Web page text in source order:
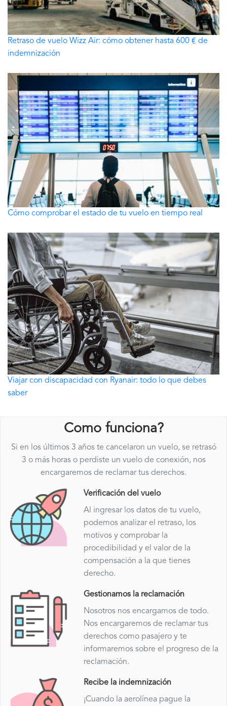
Retraso de vuelo Wizz Air: cómo obtener hasta 600 € de
indemnización
Cómo comprobar el estado de tu vuelo en tiempo real
Viajar con discapacidad con Ryanair: todo lo que debes
saber
Como funciona?
Si en los últimos 3 años te cancelaron un vuelo, se retrasó
3 o más horas o perdiste un vuelo de conexión, nos
encargaremos de reclamar tus derechos.
Verificación del vuelo
Al ingresar los datos de tu vuelo,
podemos analizar el retraso, los
motivos y comprobar la
procedibilidad y el valor de la
compensación a la que tienes
derecho.
Gestionamos la reclamación
Nosotros nos encargamos de todo.
Nos encargaremos de reclamar tus
derechos como pasajero y te
informaremos sobre el progreso de la
reclamación.
Recibe la indemnización
¡Cuando la aerolínea pague la